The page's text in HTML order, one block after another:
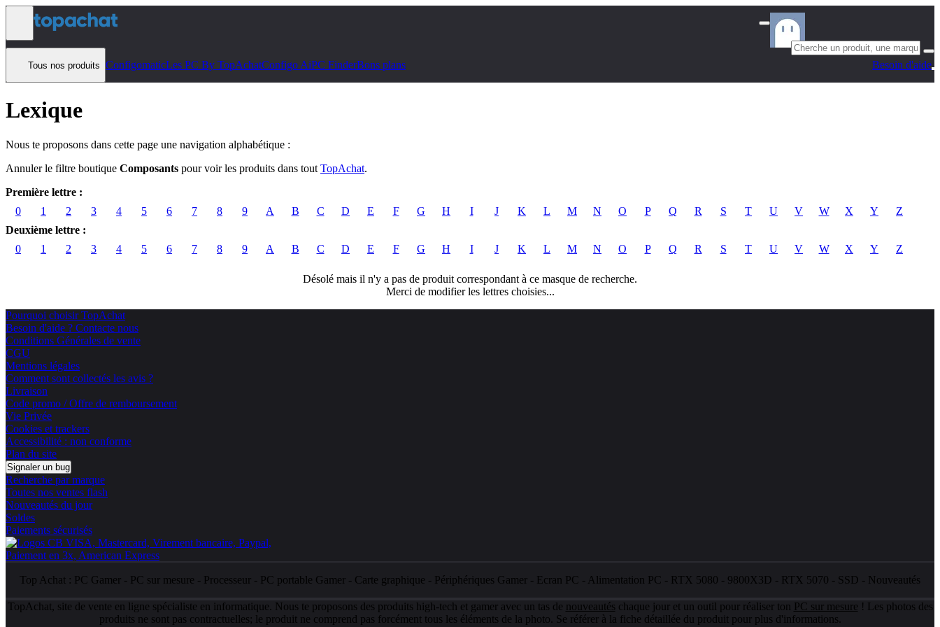
Aller au contenu
Tous nos produits ConfigomaticLes PC By TopAchatConfigo AiPC FinderBons plans Besoin d'aide
Lexique
Nous te proposons dans cette page une navigation alphabétique :
Annuler le filtre boutique Composants pour voir les produits dans tout TopAchat.
Première lettre :
0
1 2 3 4 5 6 7 8 9 A B C D E F G H I J K L M N O P Q R S T U V W X Y
Z
Deuxième lettre :
0
1 2 3 4 5 6 7 8 9 A B C D E F G H I J K L M N O P Q R S T U V W X Y Z
Désolé mais il n'y a pas de produit correspondant à ce masque de recherche.
Merci de modifier les lettres choisies...
Pourquoi choisir TopAchat
Besoin d'aide ? Contacte nous
Conditions Générales de vente
CGU
Mentions légales
Comment sont collectés les avis ?
Livraison
Code promo / Offre de remboursement
Vie Privée
Cookies et trackers
Accessibilité : non conforme
Plan du site
Signaler un bug
Recherche par marque
Toutes nos ventes flash
Nouveautés du jour
Soldes
Paiements sécurisés
Top Achat : PC Gamer - PC sur mesure - Processeur - PC portable Gamer - Carte graphique - Périphériques Gamer - Ecran PC - Alimentation PC - RTX 5080 - 9800X3D - RTX 5070 - SSD - Nouveautés
TopAchat, site de vente en ligne spécialiste en informatique. Nous te proposons des produits high-tech et gamer avec un tas de nouveautés chaque jour et un outil pour réaliser ton PC sur mesure ! Les photos des
produits ne sont pas contractuelles; le produit ne comprend pas forcément tous les éléments de la photo. Se référer à la fiche détaillée du produit pour plus d'informations.